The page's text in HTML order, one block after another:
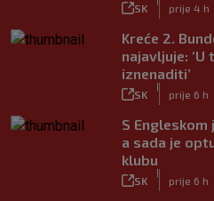
SK prije 4 h
Kreće 2.
najavljuje:
iznenaditi’
SK prije 6 h
S Engleskom
a sada je
klubu
SK prije 6 h